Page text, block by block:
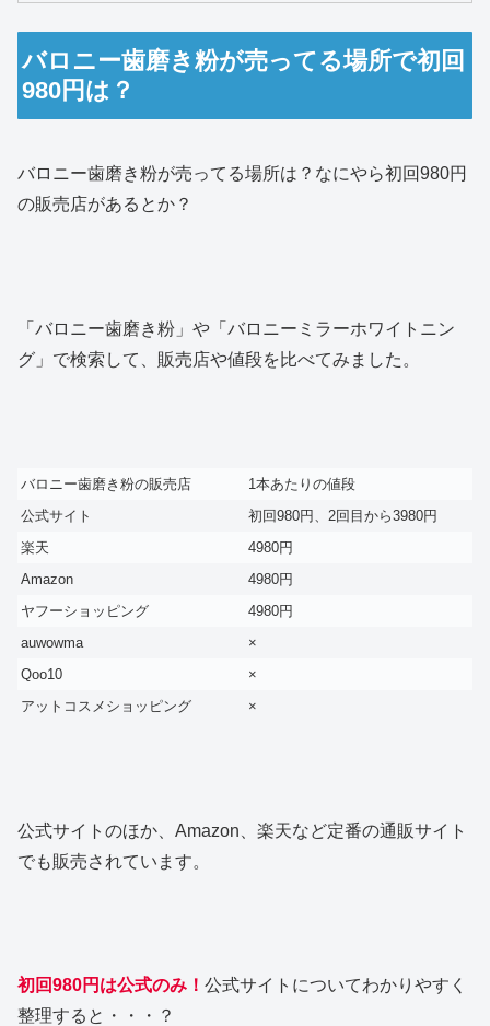
バロニー歯磨き粉が売ってる場所で初回
980円は？
バロニー歯磨き粉が売ってる場所は？なにやら初回980円
の販売店があるとか？
「バロニー歯磨き粉」や「バロニーミラーホワイトニン
グ」で検索して、販売店や値段を比べてみました。
バロニー歯磨き粉の販売店
1本あたりの値段
公式サイト
初回980円、2回目から3980円
楽天
4980円
Amazon
4980円
ヤフーショッピング
4980円
auwowma
×
Qoo10
×
アットコスメショッピング
×
公式サイトのほか、Amazon、楽天など定番の通販サイト
でも販売されています。
初回980円は公式のみ！ 公式サイトについてわかりやすく
整理すると・・・？